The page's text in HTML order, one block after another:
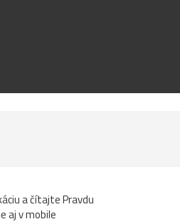
a čítajte Pravdu
aj v mobile